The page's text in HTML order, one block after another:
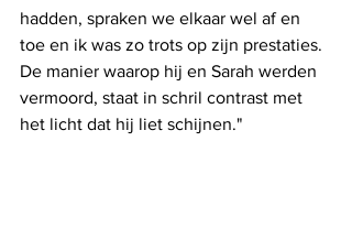
hadden, spraken we elkaar wel af en
toe en ik was zo trots op zijn prestaties.
De manier waarop hij en Sarah werden
vermoord, staat in schril contrast met
het licht dat hij liet schijnen."